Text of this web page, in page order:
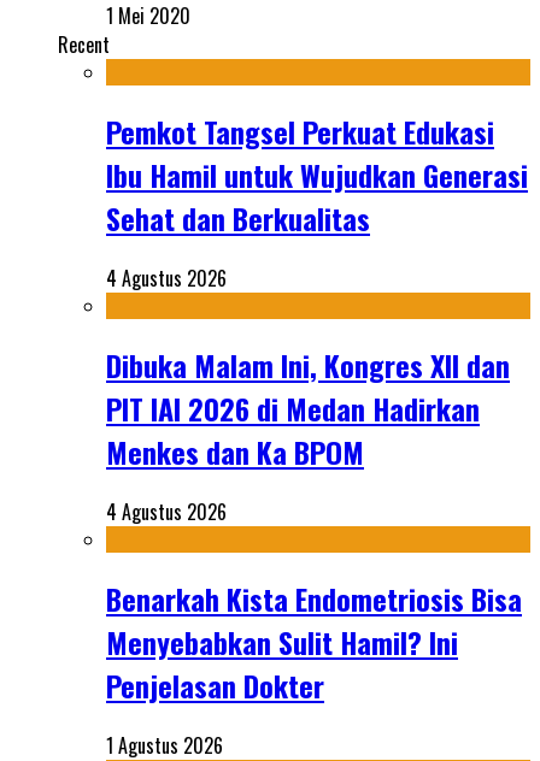
1 Mei 2020
Recent
Pemkot Tangsel Perkuat Edukasi
Ibu Hamil untuk Wujudkan Generasi
Sehat dan Berkualitas
4 Agustus 2026
Dibuka Malam Ini, Kongres XII dan
PIT IAI 2026 di Medan Hadirkan
Menkes dan Ka BPOM
4 Agustus 2026
Benarkah Kista Endometriosis Bisa
Menyebabkan Sulit Hamil? Ini
Penjelasan Dokter
1 Agustus 2026